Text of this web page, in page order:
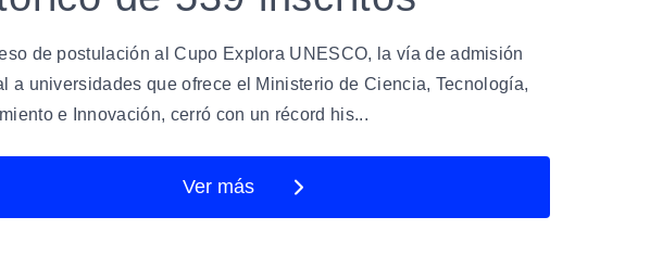
de postulación al Cupo Explora UNESCO, la vía de admisión
a universidades que ofrece el Ministerio de Ciencia, Tecnología,
e Innovación, cerró con un récord his...
Ver más